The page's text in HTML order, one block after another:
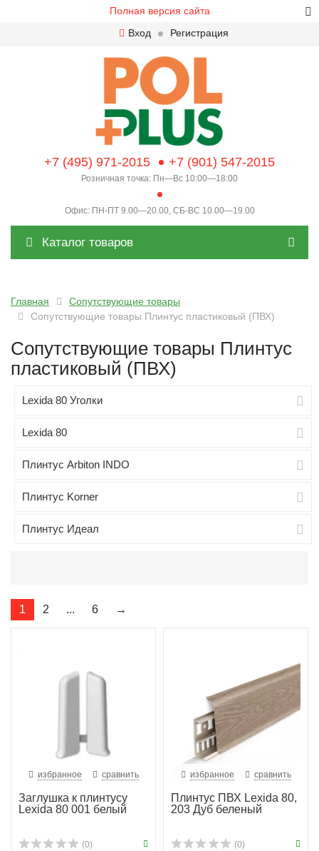
Полная версия сайта
Вход
Регистрация
+7 (495) 971-2015 +7 (901) 547-2015
Розничная точка: Пн—Вс 10:00—18:00
Офис: ПН-ПТ 9.00—20.00, СБ-ВС 10.00—19.00
Каталог товаров
Главная
Сопутствующие товары
Сопутствующие товары Плинтус пластиковый (ПВХ)
Сопутствующие товары Плинтус
пластиковый (ПВХ)
Lexida 80 Уголки
Lexida 80
Плинтус Arbiton INDO
Плинтус Korner
Плинтус Идеал
1 2 ... 6 →
избранное сравнить
Заглушка к плинтусу
Lexida 80 001 белый
(0)
избранное сравнить
Плинтус ПВХ Lexida 80,
203 Дуб беленый
(0)